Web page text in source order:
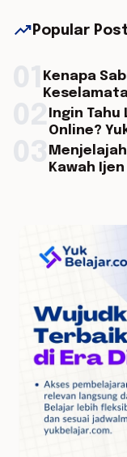
trending_up Popular
Kenapa
Ingin
Online?
Kawah Ijen